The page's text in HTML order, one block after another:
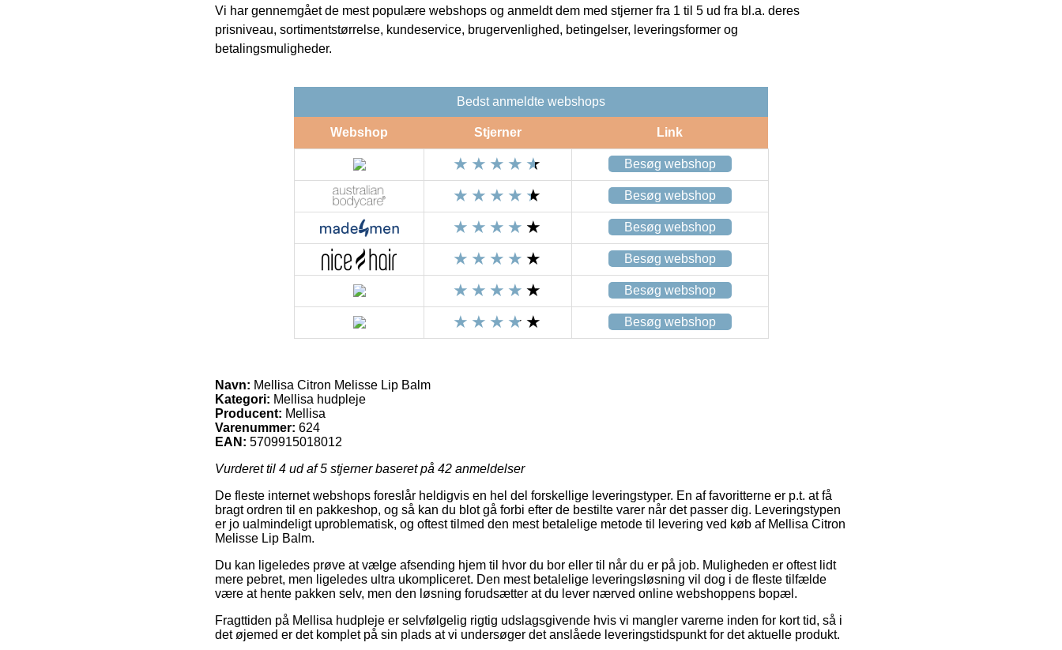
Vi har gennemgået de mest populære webshops og anmeldt dem med stjerner fra 1 til 5 ud fra bl.a. deres
prisniveau, sortimentstørrelse, kundeservice, brugervenlighed, betingelser, leveringsformer og
betalingsmuligheder.
Bedst anmeldte webshops
Webshop Stjerner Link
Besøg webshop
Besøg webshop
Besøg webshop
Besøg webshop
Besøg webshop
Besøg webshop
Navn: Mellisa Citron Melisse Lip Balm
Kategori: Mellisa hudpleje
Producent: Mellisa
Varenummer: 624
EAN: 5709915018012
Vurderet til 4 ud af 5 stjerner baseret på 42 anmeldelser
De fleste internet webshops foreslår heldigvis en hel del forskellige leveringstyper. En af favoritterne er p.t. at få
bragt ordren til en pakkeshop, og så kan du blot gå forbi efter de bestilte varer når det passer dig. Leveringstypen
er jo ualmindeligt uproblematisk, og oftest tilmed den mest betalelige metode til levering ved køb af Mellisa Citron
Melisse Lip Balm.
Du kan ligeledes prøve at vælge afsending hjem til hvor du bor eller til når du er på job. Muligheden er oftest lidt
mere pebret, men ligeledes ultra ukompliceret. Den mest betalelige leveringsløsning vil dog i de fleste tilfælde
være at hente pakken selv, men den løsning forudsætter at du lever nærved online webshoppens bopæl.
Fragttiden på Mellisa hudpleje er selvfølgelig rigtig udslagsgivende hvis vi mangler varerne inden for kort tid, så i
det øjemed er det komplet på sin plads at vi undersøger det anslåede leveringstidspunkt for det aktuelle produkt.